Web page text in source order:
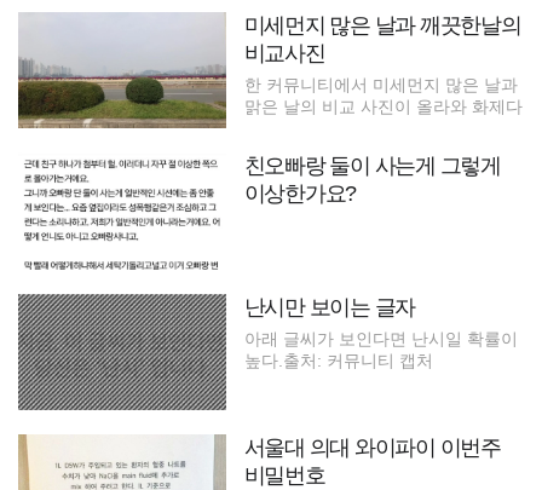
미세먼지 많은 날과 깨끗한날의
비교사진
한 커뮤니티에서 미세먼지 많은 날과
맑은 날의 비교 사진이 올라와 화제다
친오빠랑 둘이 사는게 그렇게
이상한가요?
난시만 보이는 글자
아래 글씨가 보인다면 난시일 확률이
높다.출처: 커뮤니티 캡처
서울대 의대 와이파이 이번주
비밀번호